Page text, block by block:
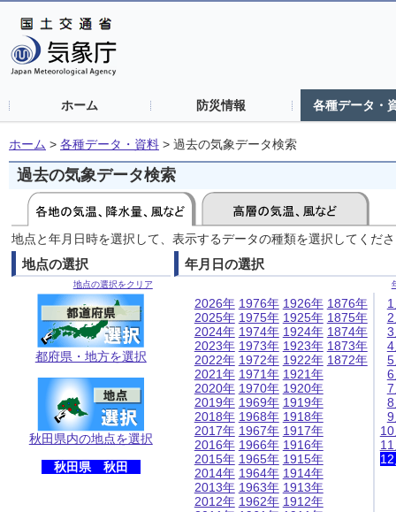
ホーム 防災情報 各種データ・
ホーム > 各種データ・資料 > 過去の気象データ検索
過去の気象データ検索
地点と年月日時を選択して、表示するデータの種類を選択してくだ
地点の選択
地点の選択をクリア
都府県・地方を選択
秋田県内の地点を選択
秋田県 秋田
年月日の選択
2026年
2025年
2024年
2023年
2022年
2021年
2020年
2019年
2018年
2017年
2016年
2015年
2014年
2013年
2012年
1976年
1975年
1974年
1973年
1972年
1971年
1970年
1969年
1968年
1967年
1966年
1965年
1964年
1963年
1962年
1926年
1925年
1924年
1923年
1922年
1921年
1920年
1919年
1918年
1917年
1916年
1915年
1914年
1913年
1912年
1876年
1875年
1874年
1873年
1872年